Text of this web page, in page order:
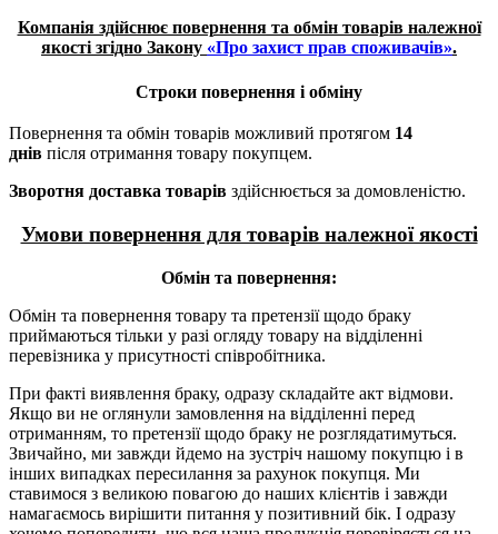
Компанія здійснює повернення та обмін товарів належної
якості згідно Закону «Про захист прав споживачів».
Строки повернення і обміну
Повернення та обмін товарів можливий протягом 14
днів після отримання товару покупцем.
Зворотня доставка товарів здійснюється за домовленістю.
Умови повернення для товарів належної якості
Обмін та повернення:
Обмін та повернення товару та претензії щодо браку
приймаються тільки у разі огляду товару на відділенні
перевізника у присутності співробітника.
При факті виявлення браку, одразу складайте акт відмови.
Якщо ви не оглянули замовлення на відділенні перед
отриманням, то претензії щодо браку не розглядатимуться.
Звичайно, ми завжди йдемо на зустріч нашому покупцю і в
інших випадках пересилання за рахунок покупця. Ми
ставимося з великою повагою до наших клієнтів і завжди
намагаємось вирішити питання у позитивний бік. І одразу